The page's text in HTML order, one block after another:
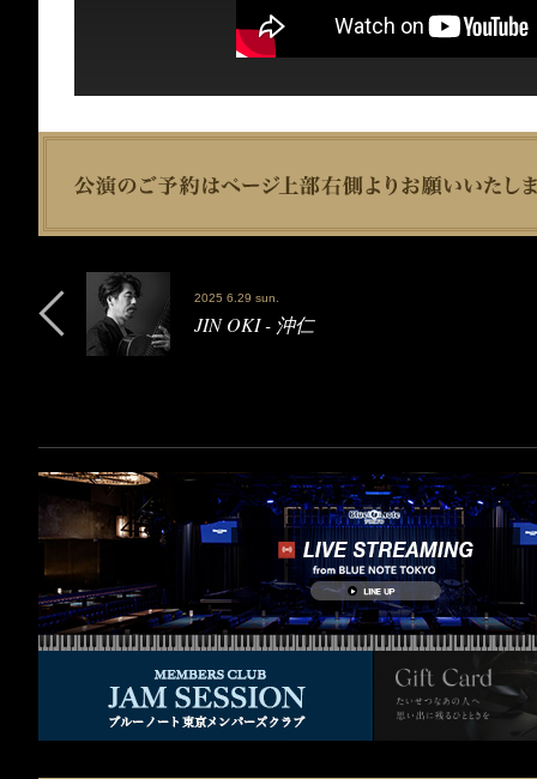
2025 6.29 sun.
JIN OKI - 沖仁